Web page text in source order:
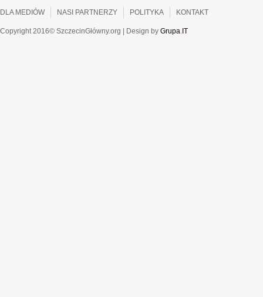
DLA MEDIÓW NASI PARTNERZY POLITYKA KONTAKT
Copyright 2016© SzczecinGłówny.org | Design by Grupa. IT